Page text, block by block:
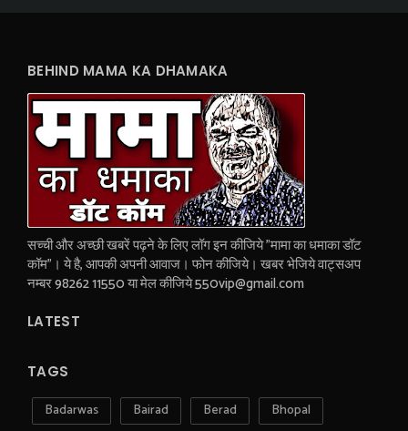
BEHIND MAMA KA DHAMAKA
सच्ची और अच्छी खबरें पढ़ने के लिए लॉग इन कीजिये "मामा का धमाका डॉट
कॉम"। ये है, आपकी अपनी आवाज। फोन कीजिये। खबर भेजिये वाट्सअप
नम्बर 98262 11550 या मेल कीजिये 550vip@gmail.com
LATEST
TAGS
Badarwas Bairad Berad
Bhopal